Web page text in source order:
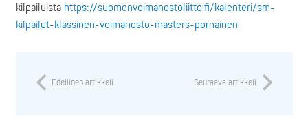
kilpailuista https://suomenvoimanostoliitto.fi/kalenteri/sm-
kilpailut-klassinen-voimanosto-masters-pornainen
Edellinen artikkeli Seuraava artikkeli